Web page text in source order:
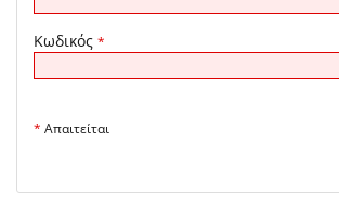
Κωδικός *
* Απαιτείται